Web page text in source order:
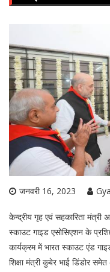
जनवरी 16, 2023
केन्द्रीय गृह एवं सहकारिता मंत्री
स्काउट गाइड एसोसिएशन के
कार्यक्रम में भारत स्काउट एंड
शिक्षा मंत्री कुबेर भाई डिंडोर